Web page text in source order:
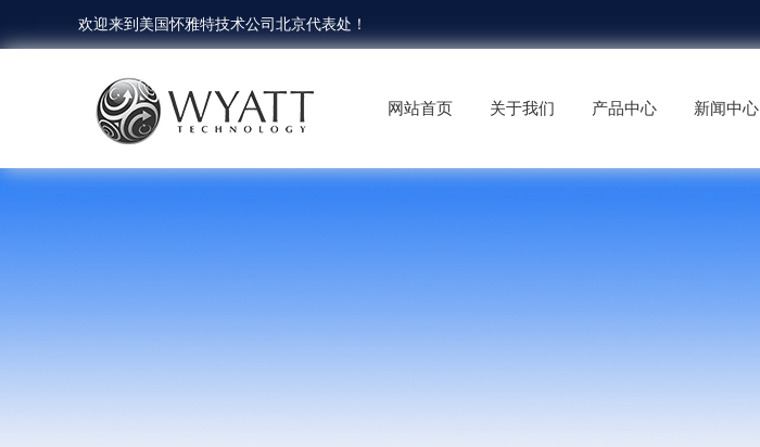
欢迎来到 美国怀雅特技术公司北京代表处 ！
网站首页 关于我们 产品中心 新闻中心